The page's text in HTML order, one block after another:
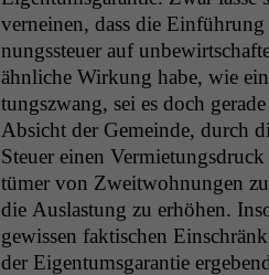
verneinen, dass die
nungss­teuer auf
ähn­liche Wirkung habe, wie
tungszwang, sei es doch
Absicht der Gemeinde, durch
Steuer einen
tümer von Zweit­woh­nun­gen
die Aus­las­tung zu erhöhen.
gewis­sen fak­tis­chen
der Eigen­tums­garantie